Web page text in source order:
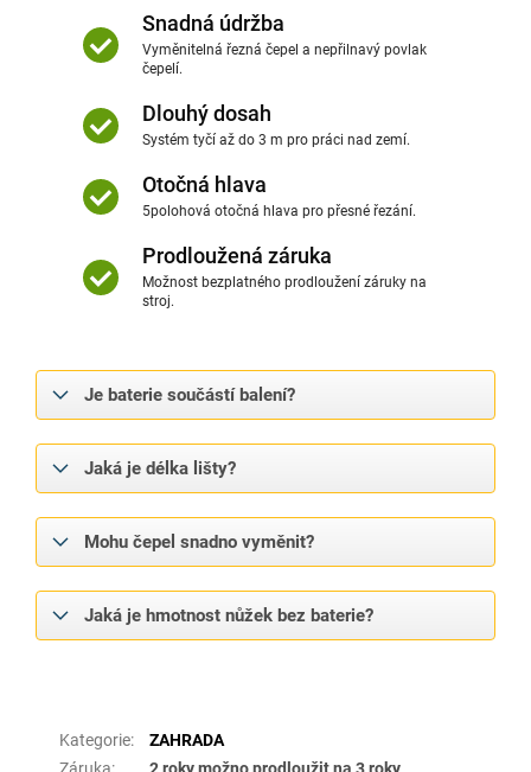
Snadná údržba
Vyměnitelná řezná čepel a nepřilnavý povlak
čepelí.
Dlouhý dosah
Systém tyčí až do 3 m pro práci nad zemí.
Otočná hlava
5polohová otočná hlava pro přesné řezání.
Prodloužená záruka
Možnost bezplatného prodloužení záruky na
stroj.
Je baterie součástí balení?
Jaká je délka lišty?
Mohu čepel snadno vyměnit?
Jaká je hmotnost nůžek bez baterie?
Kategorie:
ZAHRADA
Záruka:
2 roky možno prodloužit na 3 roky